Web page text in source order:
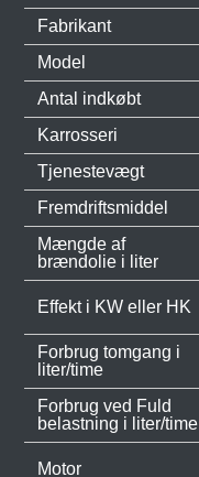
Fabrikant
Model
Antal indkøbt
Karrosseri
Tjenestevægt
Fremdriftsmiddel
Mængde af
brændolie i liter
Effekt i KW eller HK
Forbrug tomgang i
liter/time
Forbrug ved Fuld
belastning i liter/time
Motor